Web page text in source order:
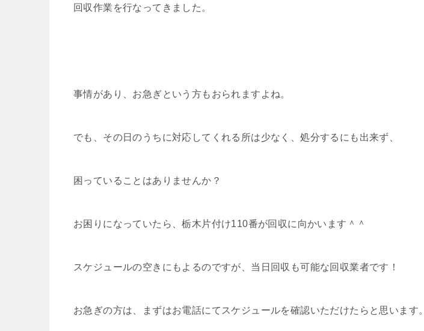
回収作業を行なってきました。
事情があり、お急ぎという方もおられますよね。
でも、その日のうちに対応してくれる所は少なく、処分するにも出来ず、
困っていることはありませんか？
お困りになっていたら、栃木片付け110番が回収に向かいます＾＾
スケジュールの空きにもよるのですが、当日回収も可能な回収業者です！
お急ぎの方は、まずはお電話にてスケジュールを確認いただけたらと思います。